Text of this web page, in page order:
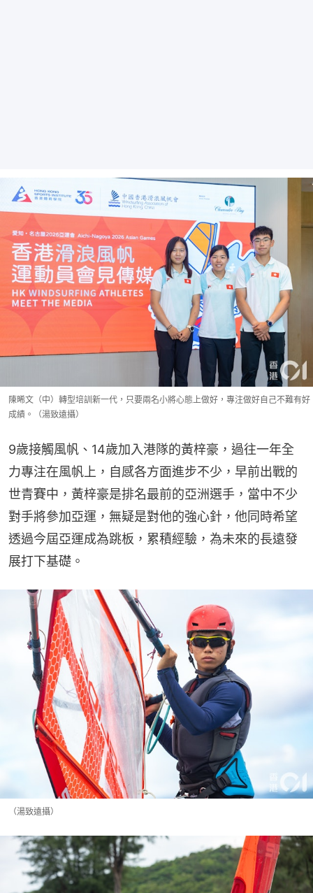
陳晞文（中）轉型培訓新一代，只要兩名小將心態上做好，專注做好自己不難有好
成績。（湯致遠攝）
9歲接觸風帆、14歲加入港隊的黃梓豪，過往一年全
力專注在風帆上，自感各方面進步不少，早前出戰的
世青賽中，黃梓豪是排名最前的亞洲選手，當中不少
對手將參加亞運，無疑是對他的強心針，他同時希望
透過今屆亞運成為跳板，累積經驗，為未來的長遠發
展打下基礎。
（湯致遠攝）